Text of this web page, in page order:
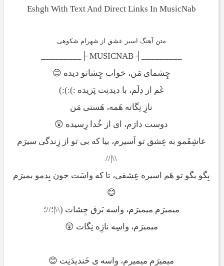
Eshgh With Text And Direct Links In MusicNab
متن آهنگ اسیر عشق از شهرام شکوهی
_________┤ MUSICNAB ├_________
چِشمای مَن، خواب چِشاتو دیده 😊
غَم از دِلَم، با دیدنِت پَریده :):):)
نازِ نِگاته هَمه، هَستی مَن
دوست دارَم، ای از خُدا رِسیده 😲
عاشِقَمو به عِشق تو اَسیرم، بیا که بی تو از زِندگی سیرَم
\\|//
بِگو بگو تو هَم اسیره عِشقی، تا که واسَت جون بِدمو بمیرَم
😊
میمیرَم میمیرَم، واسه بَرق چِشات (\\|؛//؛
میمیرَم، واسِه نازِه نِگات 😲
میمیرَم میمیرم، واسه ی خَندیدَنِت 😊